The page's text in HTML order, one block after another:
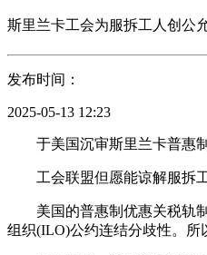
斯里兰卡工会为服拆工人创公
发布时间：
2025-05-13 12:23
于美国沉审斯里兰卡普惠制
工会联盟但愿能谅解服拆工
美国的普惠制优惠关税轨制
组织(ILO)公约连结分歧性。所